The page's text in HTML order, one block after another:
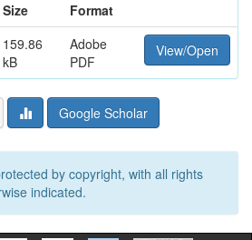
Size
Format
159.86
kB
Adobe
PDF
View/Open
Google Scholar
by copyright, with all rights
indicated.